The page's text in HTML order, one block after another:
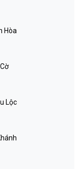
Hòa
Lộc